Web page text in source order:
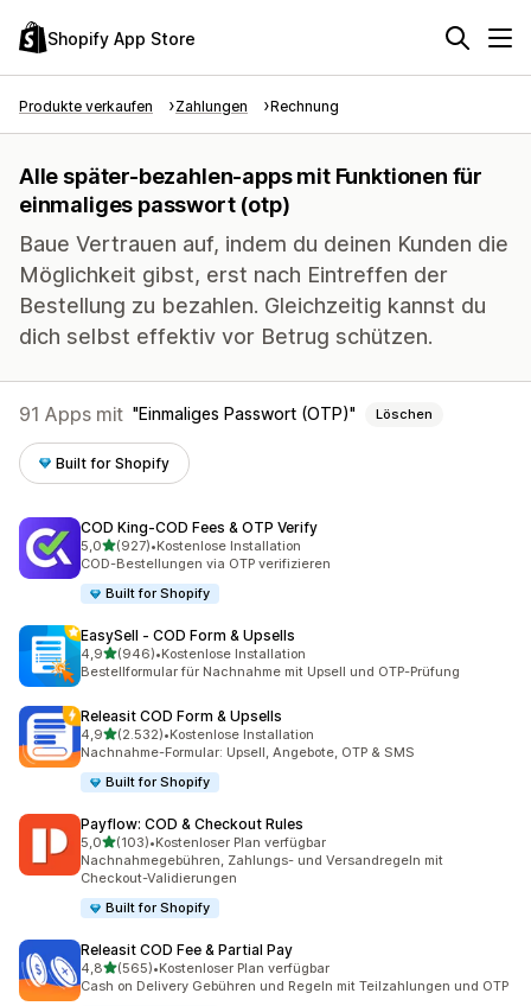
Shopify App Store
Produkte verkaufen Zahlungen Rechnung
Alle später-bezahlen-apps mit Funktionen für
einmaliges passwort (otp)
Baue Vertrauen auf, indem du deinen Kunden die
Möglichkeit gibst, erst nach Eintreffen der
Bestellung zu bezahlen. Gleichzeitig kannst du
dich selbst effektiv vor Betrug schützen.
91 Apps mit Einmaliges Passwort (OTP) Löschen
Built for Shopify
COD King‑COD Fees & OTP Verify
5,0von 5 Sternen
(927)
927 Rezensionen insgesamt
•Kostenlose Installation
COD-Bestellungen via OTP verifizieren
Built for Shopify
EasySell ‑ COD Form & Upsells
4,9von 5 Sternen
(946)
946 Rezensionen insgesamt
•Kostenlose Installation
Bestellformular für Nachnahme mit Upsell und OTP-Prüfung
Releasit COD Form & Upsells
4,9von 5 Sternen
(2.532)
2532 Rezensionen insgesamt
•Kostenlose Installation
Nachnahme-Formular: Upsell, Angebote, OTP & SMS
Built for Shopify
Payflow: COD & Checkout Rules
5,0von 5 Sternen
(103)
103 Rezensionen insgesamt
•Kostenloser Plan verfügbar
Nachnahmegebühren, Zahlungs- und Versandregeln mit
Checkout-Validierungen
Built for Shopify
Releasit COD Fee & Partial Pay
4,8von 5 Sternen
(565)
565 Rezensionen insgesamt
•Kostenloser Plan verfügbar
Cash on Delivery Gebühren und Regeln mit Teilzahlungen und OTP